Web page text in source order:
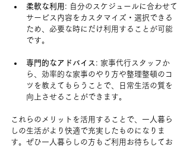
柔軟な利用 : 自分のスケジュールに合わせて
サービス内容をカスタマイズ・選択できる
ため、必要な時にだけ利用することが可能
です。
専門的なアドバイス : 家事代行スタッフか
ら、効率的な家事のやり方や整理整頓のコ
ツを教えてもらうことで、日常生活の質を
向上させることができます。
これらのメリットを活用することで、一人暮ら
しの生活がより快適で充実したものになりま
す。ぜひ一人暮らしの方もご利用お待ちしてお